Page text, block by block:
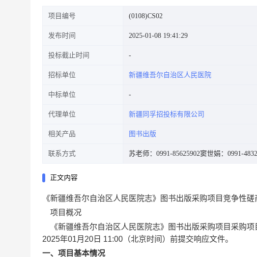
项目编号 (0108)CS02
发布时间 2025-01-08 19:41:29
投标截止时间
招标单位 新疆维吾尔自治区人民医院
中标单位
代理单位 新疆同孚招投标有限公司
相关产品 图书出版
联系方式 苏老师：0991-85625902窦世娟：0991-
正文内容
《新疆维吾尔自治区人民医院志》图书出版采购项目竞争性磋
项目概况
《新疆维吾尔自治区人民医院志》图书出版采购项目 采购项
2025年01月20日 11:00 （北京时间）前提交响应文件。
一、项目基本情况